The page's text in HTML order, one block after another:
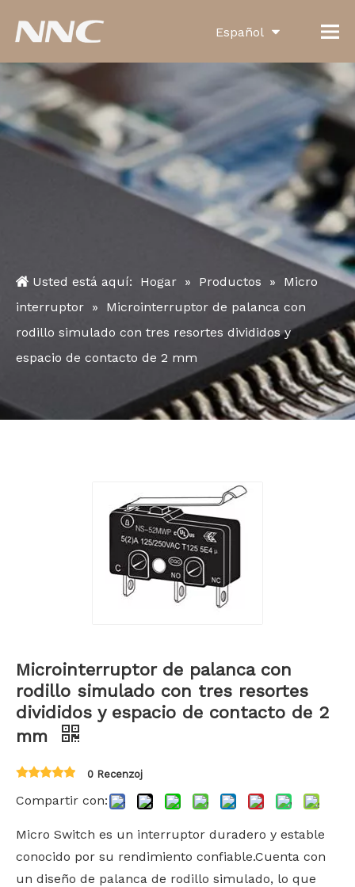
Español
Français
Pусский
Português
Deutsch
한국어
Türk dili
Bahasa indonesia
Usted está aquí: Hogar » Productos »
Micro
interruptor »
Microinterruptor de palanca con
rodillo simulado con tres resortes divididos y
espacio de contacto de 2 mm
Microinterruptor de palanca con
rodillo simulado con tres resortes
divididos y espacio de contacto de 2
mm
0 Recenzoj
Compartir con:
Micro Switch es un interruptor duradero y estable
conocido por su rendimiento confiable.Cuenta con
un diseño de palanca de rodillo simulado, lo que